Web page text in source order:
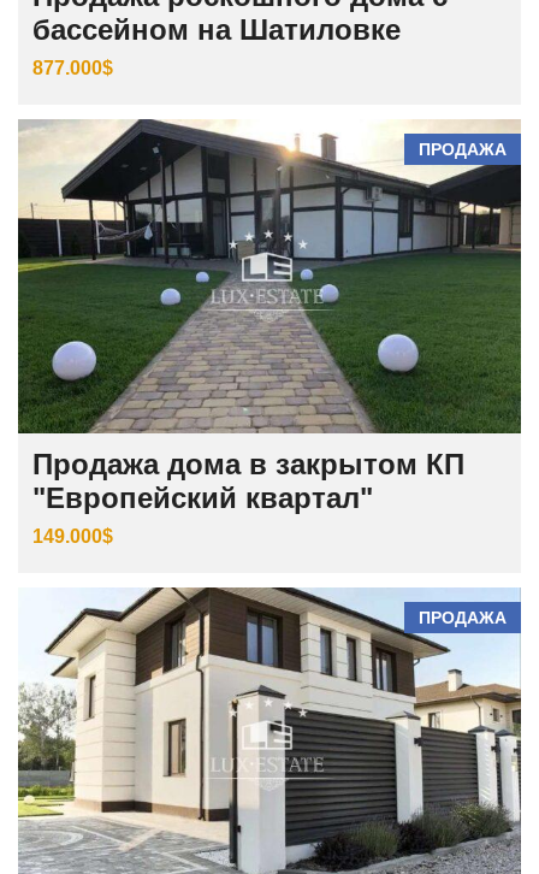
бассейном на Шатиловке
877.000$
ПРОДАЖА
Продажа дома в закрытом КП
"Европейский квартал"
149.000$
ПРОДАЖА